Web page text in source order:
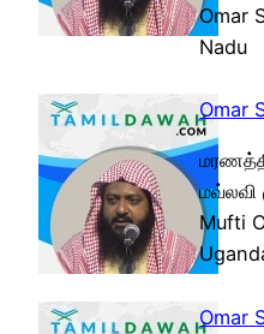
Omar
Nadu
Omar
மவ்லவி
Mufti
Omar